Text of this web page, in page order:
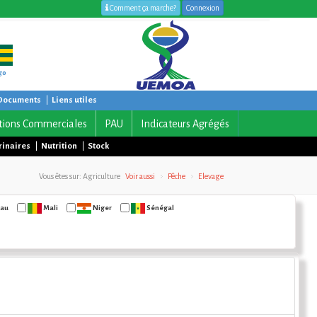
Comment ça marche? Connexion
Liens utiles
Commerciales PAU Indicateurs Agrégés
Nutrition Stock
Vous êtes sur: Agriculture Voir aussi Pêche Elevage
Mali Niger Sénégal